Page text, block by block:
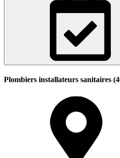
Plombiers installateurs sanitaires